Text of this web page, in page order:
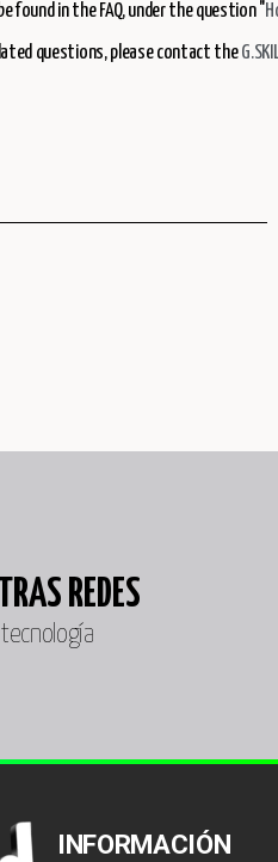
found in the FAQ, under the question "
questions, please contact the
REDES
INFORMACIÓN